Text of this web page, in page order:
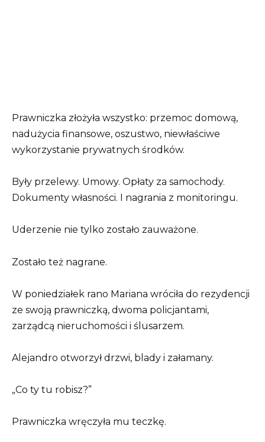
Prawniczka złożyła wszystko: przemoc domową,
nadużycia finansowe, oszustwo, niewłaściwe
wykorzystanie prywatnych środków.
Były przelewy. Umowy. Opłaty za samochody.
Dokumenty własności. I nagrania z monitoringu.
Uderzenie nie tylko zostało zauważone.
Zostało też nagrane.
W poniedziałek rano Mariana wróciła do rezydencji
ze swoją prawniczką, dwoma policjantami,
zarządcą nieruchomości i ślusarzem.
Alejandro otworzył drzwi, blady i załamany.
„Co ty tu robisz?”
Prawniczka wręczyła mu teczkę.